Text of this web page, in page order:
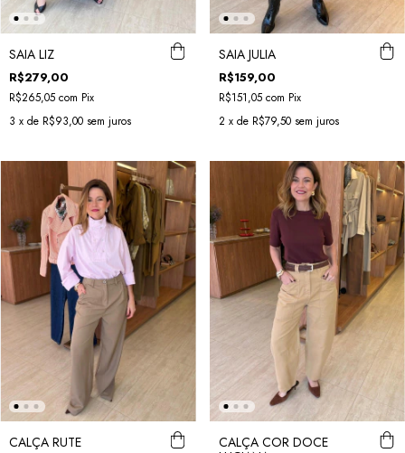
SAIA LIZ
R$279,00
R$265,05 com Pix
3 x de R$93,00 sem juros
SAIA JULIA
R$159,00
R$151,05 com Pix
2 x de R$79,50 sem juros
CALÇA RUTE
CALÇA COR DOCE